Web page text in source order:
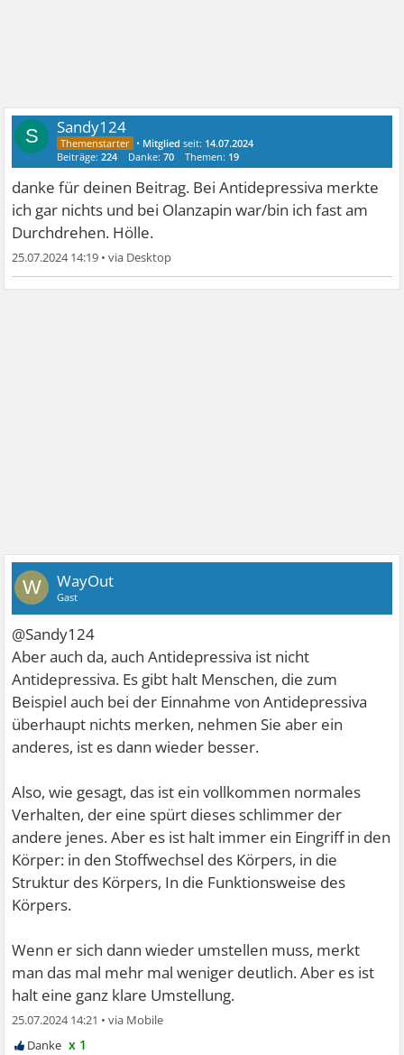
S Sandy124
• Mitglied seit: 14.07.2024
Beiträge:224 Danke:70 Themen: 19
danke für deinen Beitrag. Bei Antidepressiva merkte
ich gar nichts und bei Olanzapin war/bin ich fast am
Durchdrehen. Hölle.
25.07.2024 14:19 •
W WayOut
Gast
@Sandy124
Aber auch da, auch Antidepressiva ist nicht
Antidepressiva. Es gibt halt Menschen, die zum
Beispiel auch bei der Einnahme von Antidepressiva
überhaupt nichts merken, nehmen Sie aber ein
anderes, ist es dann wieder besser.
Also, wie gesagt, das ist ein vollkommen normales
Verhalten, der eine spürt dieses schlimmer der
andere jenes. Aber es ist halt immer ein Eingriff in den
Körper: in den Stoffwechsel des Körpers, in die
Struktur des Körpers, In die Funktionsweise des
Körpers.
Wenn er sich dann wieder umstellen muss, merkt
man das mal mehr mal weniger deutlich. Aber es ist
halt eine ganz klare Umstellung.
25.07.2024 14:21 •
x 1